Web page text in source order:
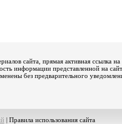
сайта, прямая активная ссылка
информации представленной на
без предварительного
| Правила использования сайта